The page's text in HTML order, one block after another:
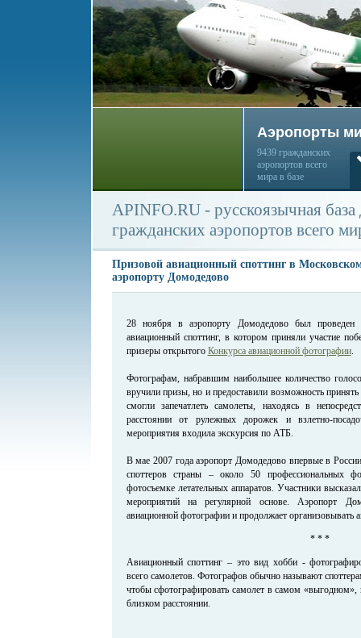
Аэропорты
9439 гражданских
аэропортов всего
мира в базе
APINFO.RU - русскоязычная
гражданских аэропортов всего
Призовой авиационный споттинг в
аэропорту Домодедово
28 ноября в аэропорту Домодедово был проведен
авиационный споттинг, в котором приняли участие
призеры открытого Конкурса авиационной фотографии.
Фотографам, набравшим наибольшее количество
вручили призы, но и предоставили возможность
смогли запечатлеть самолеты, находясь в
расстоянии от рулежных дорожек и взлетно-
мероприятия входила экскурсия по АТБ.
В мае 2007 года аэропорт Домодедово впервые в
споттеров страны – около 50 профессиональных
фотосъемке летательных аппаратов. Участники
мероприятий на регулярной основе. Аэропорт
авиационной фотографии и продолжает организовывать
* * *
Авиационный споттинг – это вид хобби -
всего самолетов. Фотографов обычно называют
чтобы сфотографировать самолет в самом «выгодном»,
близком расстоянии.